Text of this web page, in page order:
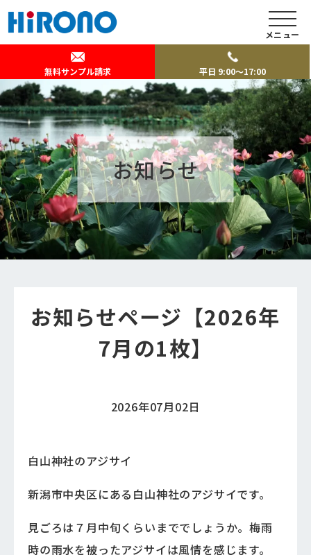
無料サンプル請求 平日 9:00～17:00
メニュー
お知らせ
お知らせページ【2026年
7月の1枚】
2026年07月02日
白山神社のアジサイ
新潟市中央区にある白山神社のアジサイです。
見ごろは７月中旬くらいまででしょうか。梅雨
時の雨水を被ったアジサイは風情を感じます。